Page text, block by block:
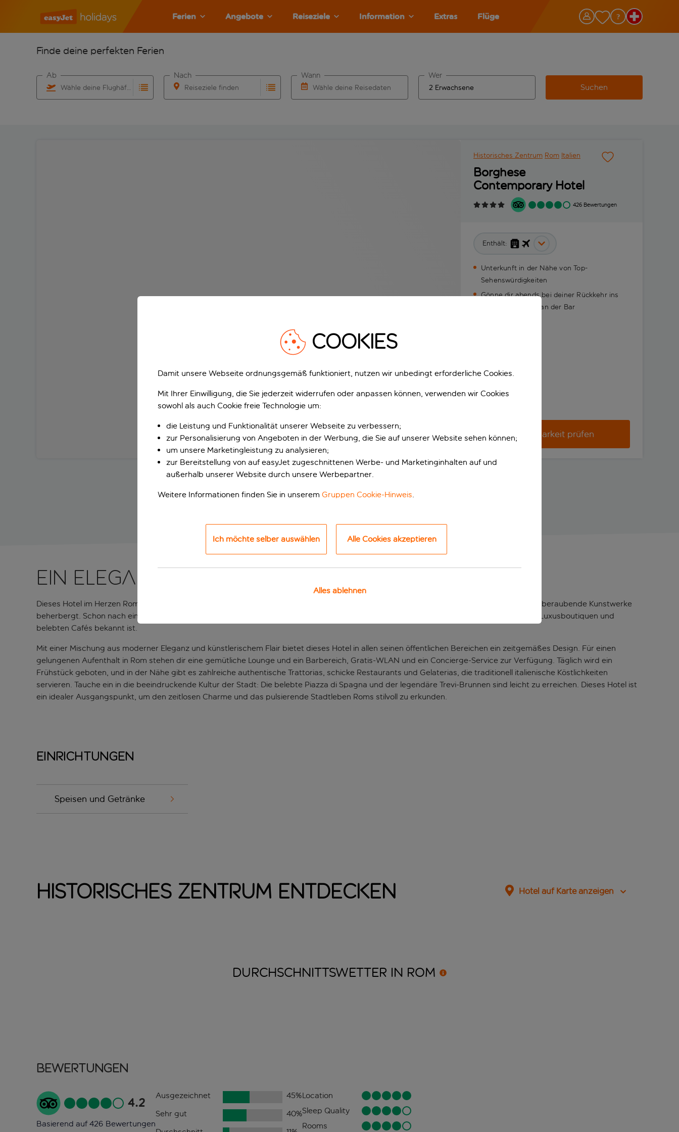
Ferien Angebote Reiseziele Information Extras Flüge
Finde deine perfekten Ferien
Wähle deine Flughäfen
Ab
Reiseziele finden
Nach
Wähle deine Reisedaten
Wann Wer
Suchen
Historisches Zentrum Rom Italien
Borghese
Contemporary Hotel
426 Bewertungen
Enthält:
Unterkunft in der Nähe von Top-
Sehenswürdigkeiten
Gönne dir abends bei deiner Rückkehr ins
Hotel einen Drink an der Bar
Verfügbarkeit prüfen
Ein elegantes, zentrales Stadthotel
Dieses Hotel im Herzen Roms bietet eine erstklassige Lage in der Nähe der Villa Borghese und der berühmten Galleria Borghese, die atemberaubende Kunstwerke
beherbergt. Schon nach einem kurzen Spaziergang erreichst du die berühmte Spanische Treppe und die lebhafte Via Veneto, die für ihre Luxusboutiquen und
belebten Cafés bekannt ist.
Mit einer Mischung aus moderner Eleganz und künstlerischem Flair bietet dieses Hotel in allen seinen öffentlichen Bereichen ein zeitgemäßes Design. Für einen
gelungenen Aufenthalt in Rom stehen dir eine gemütliche Lounge und ein Barbereich, Gratis-WLAN und ein Concierge-Service zur Verfügung. Täglich wird ein
Frühstück geboten, und in der Nähe gibt es zahlreiche authentische Trattorias, schicke Restaurants und Gelaterias, die traditionell italienische Köstlichkeiten
servieren. Tauche ein in die beeindruckende Kultur der Stadt: Die belebte Piazza di Spagna und der legendäre Trevi-Brunnen sind leicht zu erreichen. Dieses Hotel ist
ein idealer Ausgangspunkt, um den zeitlosen Charme und das pulsierende Stadtleben Roms stilvoll zu erkunden.
Einrichtungen
Speisen und Getränke
Historisches Zentrum entdecken Hotel auf Karte anzeigen
DURCHSCHNITTSWETTER IN ROM
Bewertungen
4.2
Basierend auf 426 Bewertungen
Ausgezeichnet 45%
Sehr gut
40%
Location
Sleep Quality
Rooms
COOKIES
Damit unsere Webseite ordnungsgemäß funktioniert, nutzen wir unbedingt erforderliche Cookies.
Mit Ihrer Einwilligung, die Sie jederzeit widerrufen oder anpassen können, verwenden wir Cookies
sowohl als auch Cookie freie Technologie um:
die Leistung und Funktionalität unserer Webseite zu verbessern;
zur Personalisierung von Angeboten in der Werbung, die Sie auf unserer Website sehen können;
um unsere Marketingleistung zu analysieren;
zur Bereitstellung von auf easyJet zugeschnittenen Werbe- und Marketinginhalten auf und
außerhalb unserer Website durch unsere Werbepartner.
Weitere Informationen finden Sie in unserem Gruppen Cookie-Hinweis
Ich möchte selber auswählen Alle Cookies akzeptieren
Alles ablehnen